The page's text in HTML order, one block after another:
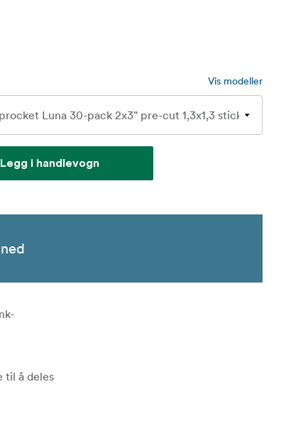
Vis modeller
Legg i handlevogn
til å deles